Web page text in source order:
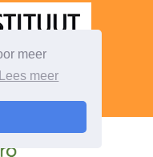
meer
Lees meer